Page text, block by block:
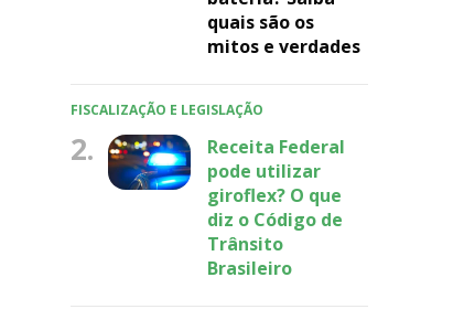
quais são os
mitos e verdades
FISCALIZAÇÃO E LEGISLAÇÃO
2.
Receita Federal
pode utilizar
giroflex? O que
diz o Código de
Trânsito
Brasileiro